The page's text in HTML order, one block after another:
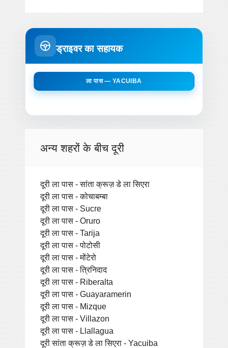
ड्राइवर का सहायक
ला पास — YACUIBA
अन्य शहरों के बीच दूरी
दूरी ला पास - सांता क्रूज़ डे ला सिएरा
दूरी ला पास - कोचाबम्बा
दूरी ला पास - Sucre
दूरी ला पास - Oruro
दूरी ला पास - Tarija
दूरी ला पास - पोटोसी
दूरी ला पास - मोंटेरो
दूरी ला पास - त्रिनिदाद
दूरी ला पास - Riberalta
दूरी ला पास - Guayaramerin
दूरी ला पास - Mizque
दूरी ला पास - Villazon
दूरी ला पास - Llallagua
दूरी सांता क्रूज़ डे ला सिएरा - Yacuiba